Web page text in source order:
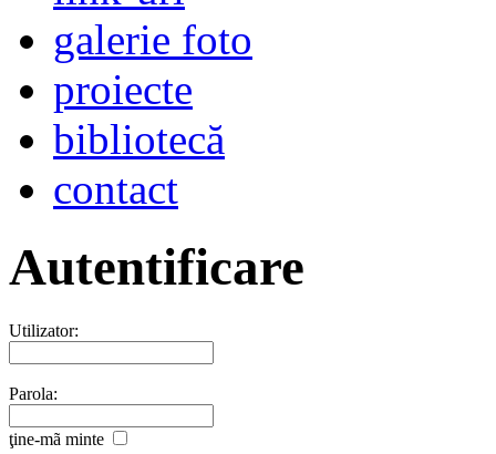
galerie foto
proiecte
bibliotecă
contact
Autentificare
Utilizator:
Parola:
ţine-mã minte